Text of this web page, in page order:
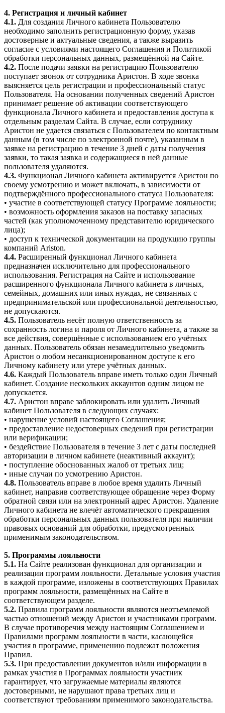
4. Регистрация и личный кабинет
4.1. Для создания Личного кабинета Пользователю
необходимо заполнить регистрационную форму, указав
достоверные и актуальные сведения, а также выразить
согласие с условиями настоящего Соглашения и Политикой
обработки персональных данных, размещённой на Сайте.
4.2. После подачи заявки на регистрацию Пользователю
поступает звонок от сотрудника Аристон. В ходе звонка
выясняется цель регистрации и профессиональный статус
Пользователя. На основании полученных сведений Аристон
принимает решение об активации соответствующего
функционала Личного кабинета и предоставления доступа к
отдельным разделам Сайта. В случае, если сотруднику
Аристон не удается связаться с Пользователем по контактным
данным (в том числе по электронной почте), указанным в
заявке на регистрацию в течение 3 дней с даты получения
заявки, то такая заявка и содержащиеся в ней данные
пользователя удаляются.
4.3. Функционал Личного кабинета активируется Аристон по
своему усмотрению и может включать, в зависимости от
подтверждённого профессионального статуса Пользователя:
• участие в соответствующей статусу Программе лояльности;
• возможность оформления заказов на поставку запасных
частей (как уполномоченному представителю юридического
лица);
• доступ к технической документации на продукцию группы
компаний Ariston.
4.4. Расширенный функционал Личного кабинета
предназначен исключительно для профессионального
использования. Регистрация на Сайте и использование
расширенного функционала Личного кабинета в личных,
семейных, домашних или иных нуждах, не связанных с
предпринимательской или профессиональной деятельностью,
не допускаются.
4.5. Пользователь несёт полную ответственность за
сохранность логина и пароля от Личного кабинета, а также за
все действия, совершённые с использованием его учётных
данных. Пользователь обязан незамедлительно уведомить
Аристон о любом несанкционированном доступе к его
Личному кабинету или утере учётных данных.
4.6. Каждый Пользователь вправе иметь только один Личный
кабинет. Создание нескольких аккаунтов одним лицом не
допускается.
4.7. Аристон вправе заблокировать или удалить Личный
кабинет Пользователя в следующих случаях:
• нарушение условий настоящего Соглашения;
• предоставление недостоверных сведений при регистрации
или верификации;
• бездействие Пользователя в течение 3 лет с даты последней
авторизации в личном кабинете (неактивный аккаунт);
• поступление обоснованных жалоб от третьих лиц;
• иные случаи по усмотрению Аристон.
4.8. Пользователь вправе в любое время удалить Личный
кабинет, направив соответствующее обращение через Форму
обратной связи или на электронный адрес Аристон. Удаление
Личного кабинета не влечёт автоматического прекращения
обработки персональных данных пользователя при наличии
правовых оснований для обработки, предусмотренных
применимым законодательством.
5. Программы лояльности
5.1. На Сайте реализован функционал для организации и
реализации программ лояльности. Детальные условия участия
в каждой программе, изложены в соответствующих Правилах
программ лояльности, размещённых на Сайте в
соответствующем разделе.
5.2. Правила программ лояльности являются неотъемлемой
частью отношений между Аристон и участниками программ.
В случае противоречия между настоящим Соглашением и
Правилами программ лояльности в части, касающейся
участия в программе, применению подлежат положения
Правил.
5.3. При предоставлении документов и/или информации в
рамках участия в Программах лояльности участник
гарантирует, что загружаемые материалы являются
достоверными, не нарушают права третьих лиц и
соответствуют требованиям применимого законодательства.